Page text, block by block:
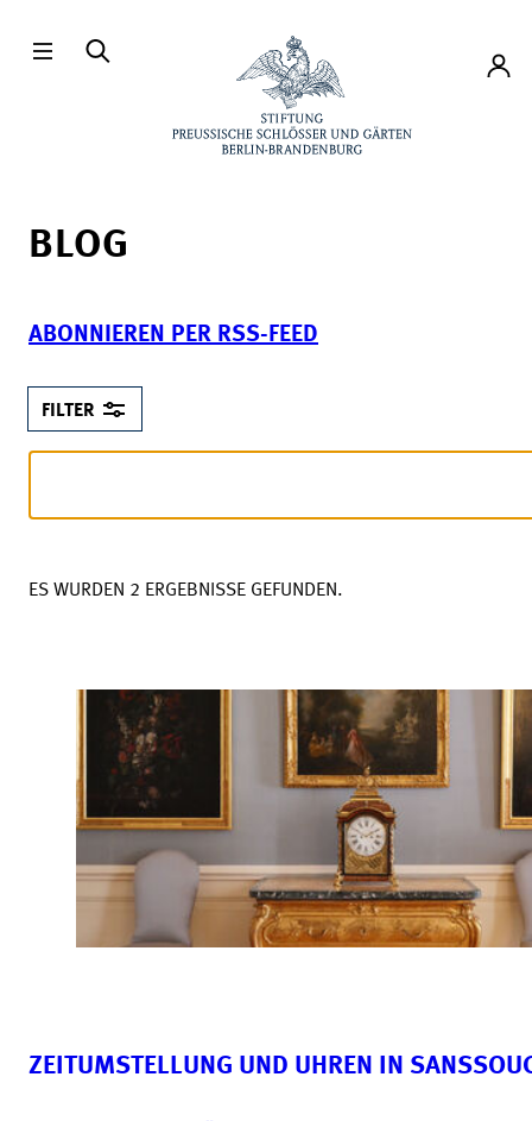
Konto
BLOG
ABONNIEREN PER RSS-FEED
FILTER
ES WURDEN 2 ERGEBNISSE GEFUNDEN.
ZEITUMSTELLUNG UND UHREN IN